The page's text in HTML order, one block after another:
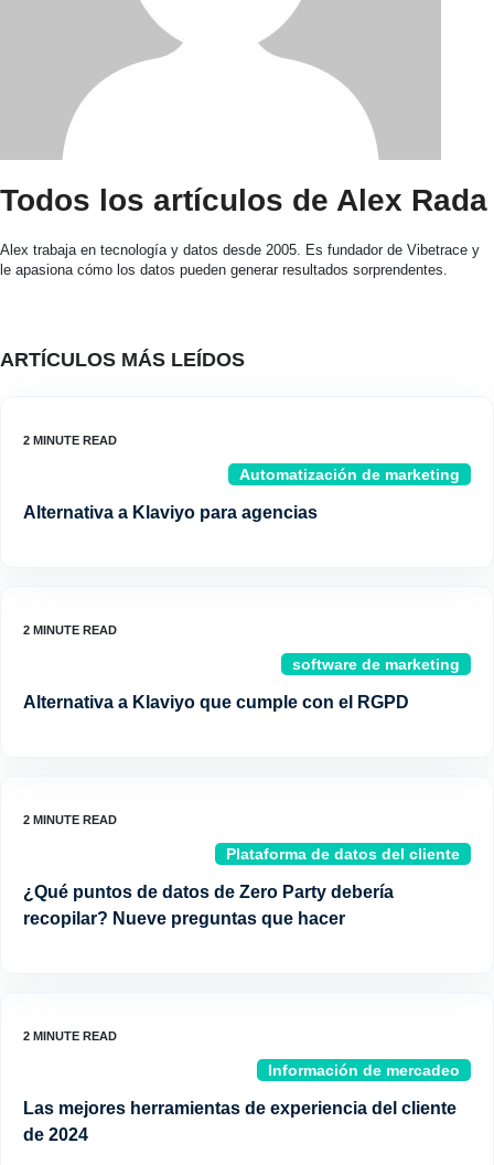
Todos los artículos de Alex Rada
Alex trabaja en tecnología y datos desde 2005. Es fundador de Vibetrace y
le apasiona cómo los datos pueden generar resultados sorprendentes.
ARTÍCULOS MÁS LEÍDOS
Automatización de marketing
Alternativa a Klaviyo para agencias
software de marketing
Alternativa a Klaviyo que cumple con el RGPD
Plataforma de datos del cliente
¿Qué puntos de datos de Zero Party debería
recopilar? Nueve preguntas que hacer
Información de mercadeo
Las mejores herramientas de experiencia del cliente
de 2024